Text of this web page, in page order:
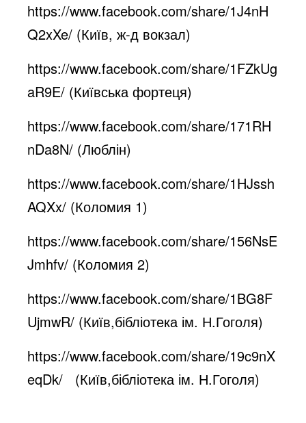
https://www.facebook.com/share/1J4nH
Q2xXe/ (Київ, ж-д вокзал)
https://www.facebook.com/share/1FZkUg
aR9E/ (Київська фортеця)
https://www.facebook.com/share/171RH
nDa8N/ (Люблін)
https://www.facebook.com/share/1HJssh
AQXx/ (Коломия 1)
https://www.facebook.com/share/156NsE
Jmhfv/ (Коломия 2)
https://www.facebook.com/share/1BG8F
UjmwR/ (Київ,бібліотека ім. Н.Гоголя)
https://www.facebook.com/share/19c9nX
eqDk/ (Київ,бібліотека ім. Н.Гоголя)